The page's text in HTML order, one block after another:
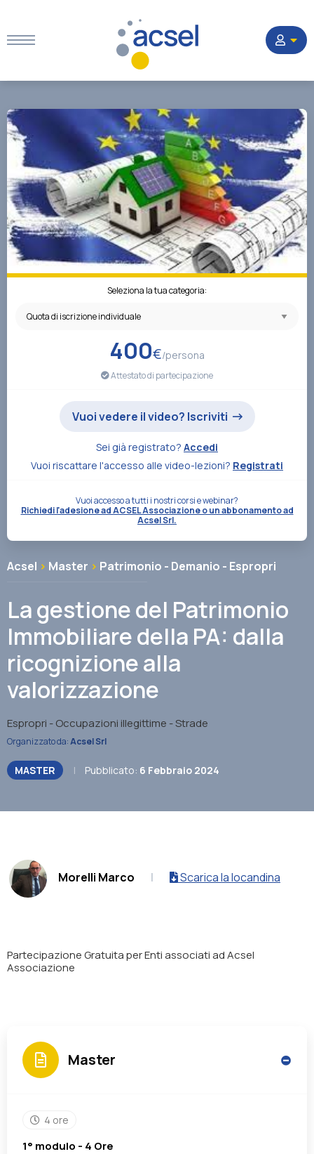
Settori
Corsi
Quesiti
La Società
Contatti
Seleziona la tua categoria:
400€/persona
Attestato di partecipazione
Vuoi vedere il video? Iscriviti
Sei già registrato? Accedi
Vuoi riscattare l'accesso alle video-lezioni? Registrati
Vuoi accesso a tutti i nostri corsi e webinar?
Richiedi l'adesione ad ACSEL Associazione o un abbonamento ad
Acsel Srl.
Acsel > Master > Patrimonio - Demanio - Espropri
La gestione del Patrimonio
Immobiliare della PA: dalla
ricognizione alla
valorizzazione
Espropri - Occupazioni illegittime - Strade
Organizzato da:Acsel Srl
MASTER | Pubblicato: 6 Febbraio 2024
Morelli Marco
| Scarica la locandina
PartecipazioneGratuitaper Enti associati ad Acsel
Associazione
Master
4 ore
1° modulo - 4 Ore